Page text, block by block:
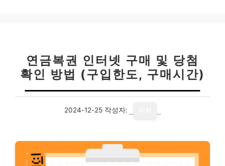
연금복권 인터넷 구매 및 당첨
확인 방법 (구입한도, 구매시간)
2024-12-25 작성자: